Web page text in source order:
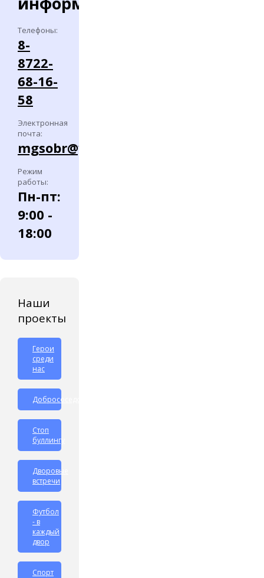
Телефоны:
8-
8722-
68-16-
58
Электронная
почта:
mgsobr@yandex.ru
Режим
работы:
Пн-пт:
9:00 -
18:00
Наши
проекты
Герои
среди
нас
Добрососедство
Стоп
буллингу
Дворовые
встречи
Футбол
- в
каждый
двор
Спорт